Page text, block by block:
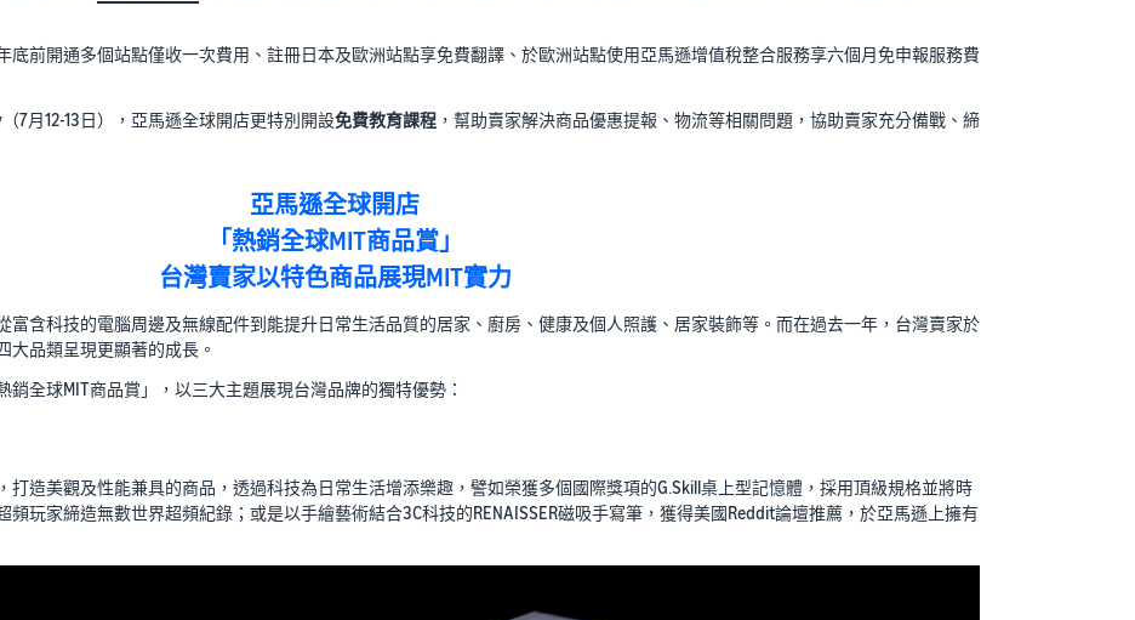
底前開通多個站點僅收一次費用、註冊日本及歐洲站點享免費翻譯、於歐洲站點使用亞馬遜增值稅整合服務享六個月免申報服務費
7月12-13日），亞馬遜全球開店更特別開設免費教育課程 ，幫助賣家解決商品優惠提報、物流等相關問題，協助賣家充分備戰、締
亞馬遜全球開店
「熱銷全球MIT商品賞」
台灣賣家以特色商品展現MIT實力
富含科技的電腦周邊及無線配件到能提升日常生活品質的居家、廚房、健康及個人照護、居家裝飾等。而在過去一年，台灣賣家於
大品類呈現更顯著的成長。
全球MIT商品賞」，以三大主題展現台灣品牌的獨特優勢：
打造美觀及性能兼具的商品，透過科技為日常生活增添樂趣，譬如榮獲多個國際獎項的G.Skill桌上型記憶體，採用頂級規格並將時
玩家締造無數世界超頻紀錄；或是以手繪藝術結合3C科技的RENAISSER磁吸手寫筆，獲得美國Reddit論壇推薦，於亞馬遜上擁有